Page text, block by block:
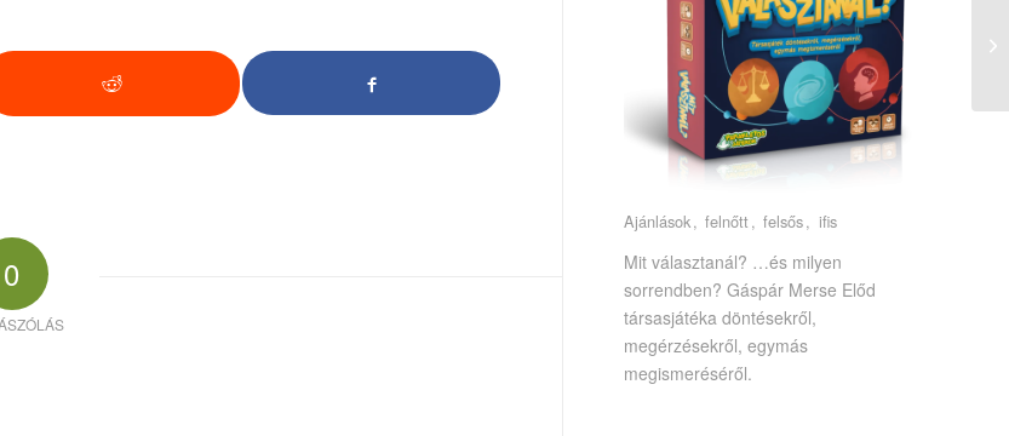
0
Ajánlások felnőtt felsős ifis
Mit választanál? …és milyen
sorrendben? Gáspár Merse Előd
társasjátéka döntésekről,
megérzésekről, egymás
megismeréséről.